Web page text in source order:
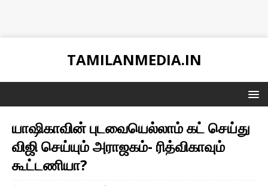
TAMILANMEDIA.IN
யாஷிகாவின் புடவையெல்லாம் கட் செய்து
விஜி செய்யும் அராஜகம்- ரித்விகாவும்
கூட்டணியா?